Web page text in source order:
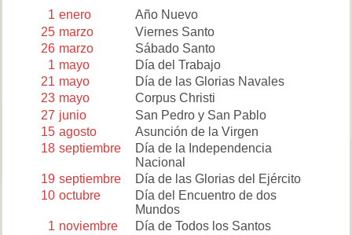
1 enero
Año Nuevo
25 marzo
Viernes Santo
26 marzo
Sábado Santo
1 mayo
Día del Trabajo
21 mayo
Día de las Glorias Navales
23 mayo
Corpus Christi
27 junio
San Pedro y San Pablo
15 agosto
Asunción de la Virgen
18 septiembre
Día de la Independencia
Nacional
19 septiembre
Día de las Glorias del Ejército
10 octubre
Día del Encuentro de dos
Mundos
1 noviembre
Día de Todos los Santos